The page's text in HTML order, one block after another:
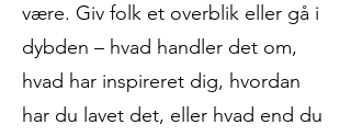
være. Giv folk et overblik eller gå i
dybden – hvad handler det om,
hvad har inspireret dig, hvordan
har du lavet det, eller hvad end du